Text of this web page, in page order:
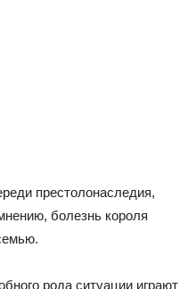
престолонаследия,
болезнь короля
рода ситуации играют